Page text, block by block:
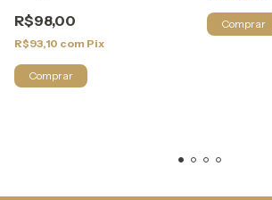
R$98,00
R$93,10 com Pix
Comprar
Comprar